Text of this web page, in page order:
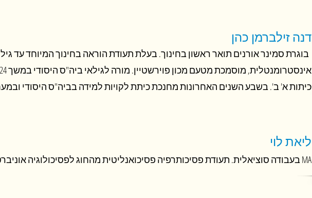
דנה זילברמן כהן
בוגרת
כיתות א' ב'. בשבע השנים האחרונות מחנכת כיתת לקויות למידה בביה"ס היסודי
ליאת לוי
MA בעבודה סוציאלית. תע ודת פסיכותרפיה פסיכואנליטית מהחוג לפסיכולוגיה